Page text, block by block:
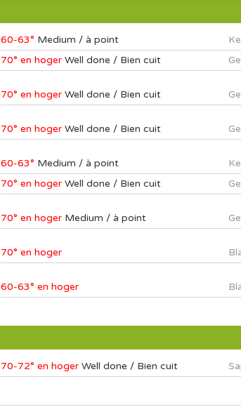
60-63° Medium / à point
70° en hoger Well done / Bien cuit
70° en hoger Well done / Bien cuit
70° en hoger Well done / Bien cuit
60-63° Medium / à point
70° en hoger Well done / Bien cuit
70° en hoger Medium / à point
70° en hoger
60-63° en hoger
70-72° en hoger Well done / Bien cuit